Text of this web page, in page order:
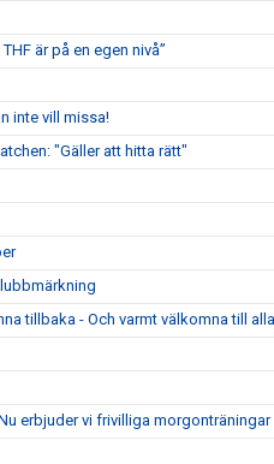
är på en egen nivå”
inte vill missa!
"Gäller att hitta rätt"
tillbaka - Och varmt välkomna till
erbjuder vi frivilliga morgonträningar